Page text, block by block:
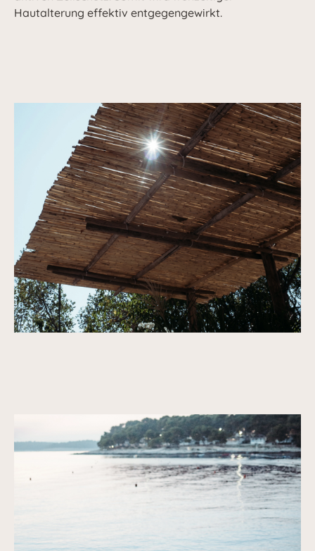
Hautalterung effektiv entgegengewirkt.